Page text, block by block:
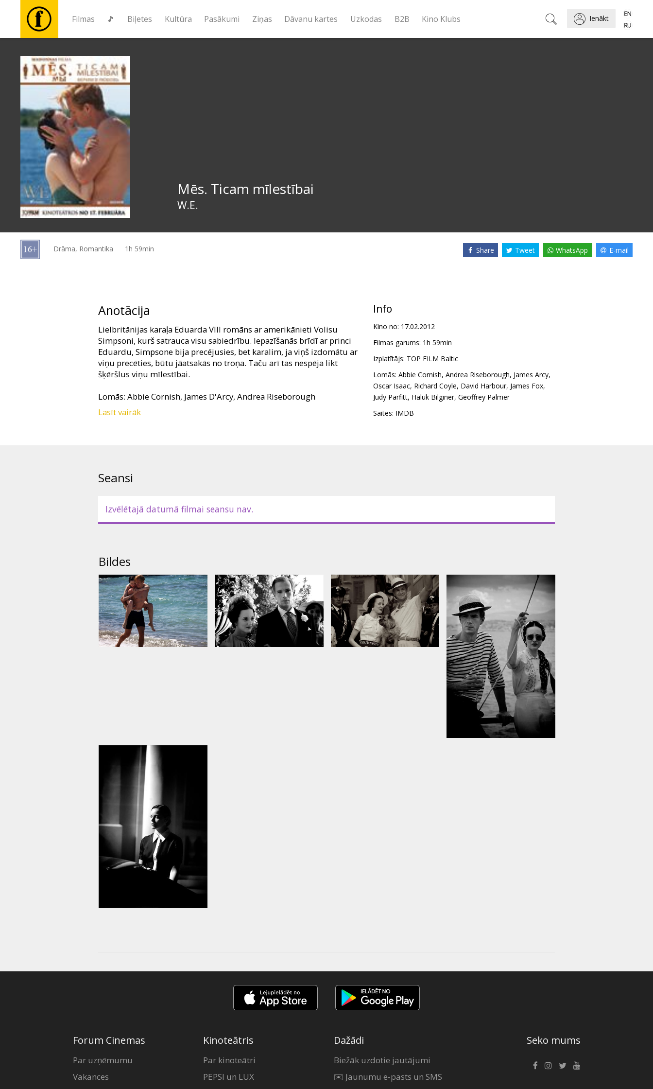
Filmas 🎵 Biļetes Kultūra Pasākumi Ziņas Dāvanu kartes Uzkodas B2B Kino Klubs Ienākt
🎵
Biļetes
Kultūra
Pasākumi
Ziņas
kartes
Mēs. Ticam mīlestībai
W.E.
Drāma, Romantika 1h 59min Share Tweet WhatsApp E-mail
Anotācija
Lielbritānijas karaļa Eduarda VIII romāns ar amerikānieti Volisu
Simpsoni, kurš satrauca visu sabiedrību. Iepazīšanās brīdī ar princi
Eduardu, Simpsone bija precējusies, bet karalim, ja viņš izdomātu ar
viņu precēties, būtu jāatsakās no troņa. Taču arī tas nespēja likt
šķēršlus viņu mīlestībai.
Lomās: Abbie Cornish, James D'Arcy, Andrea Riseborough
Režisore: Madonna
Lasīt vairāk
Info
Kino no: 17.02.2012
Filmas garums: 1h 59min
Izplatītājs: TOP FILM Baltic
Lomās: Abbie Cornish, Andrea Riseborough, James Arcy,
Oscar Isaac, Richard Coyle, David Harbour, James Fox,
Judy Parfitt, Haluk Bilginer, Geoffrey Palmer
Saites: IMDB
Seansi
Izvēlētajā datumā filmai seansu nav.
Bildes
Forum Cinemas
Par uzņēmumu
Vakances
Kinoteātris
Par kinoteātri
PEPSI un LUX
Dažādi
Biežāk uzdotie jautājumi
✉️ Jaunumu e-pasts un SMS
Seko mums